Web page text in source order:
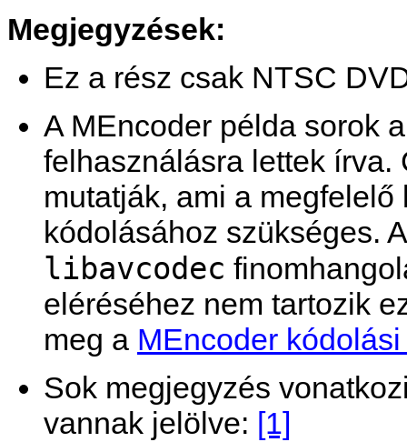
Megjegyzések:
Ez a rész csak NTSC
A MEncoder példa sorok
felhasználásra lettek
mutatják, ami a
kódolásához szükséges.
libavcodec
eléréséhez nem tartozik
meg a MEncoder
Sok megjegyzés
vannak jelölve: [1]